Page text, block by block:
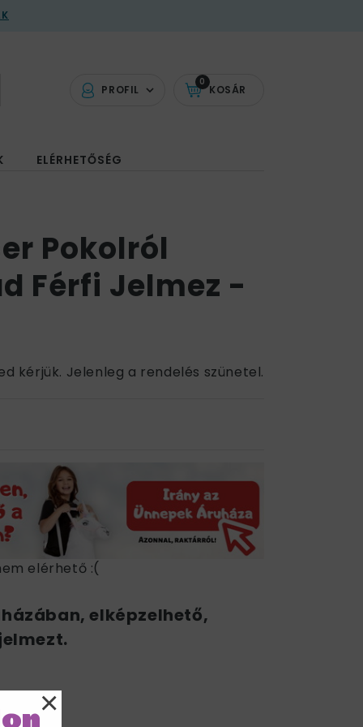
PROFIL KOSÁR
0
ELÉRHETŐSÉG
Pokolról
Férfi Jelmez -
kérjük. Jelenleg a rendelés szünetel.
elérhető :(
elképzelhető,
×